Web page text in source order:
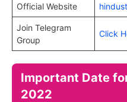
Official Website
Join Telegram
Group
Click
Important Date
2022